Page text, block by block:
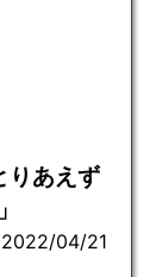
あえず
04/21